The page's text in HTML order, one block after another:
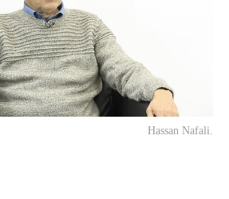
Hassan Nafali.